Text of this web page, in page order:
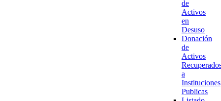
de
Activos
en
Desuso
Donación
de
Activos
a
Instituciones
Publicas